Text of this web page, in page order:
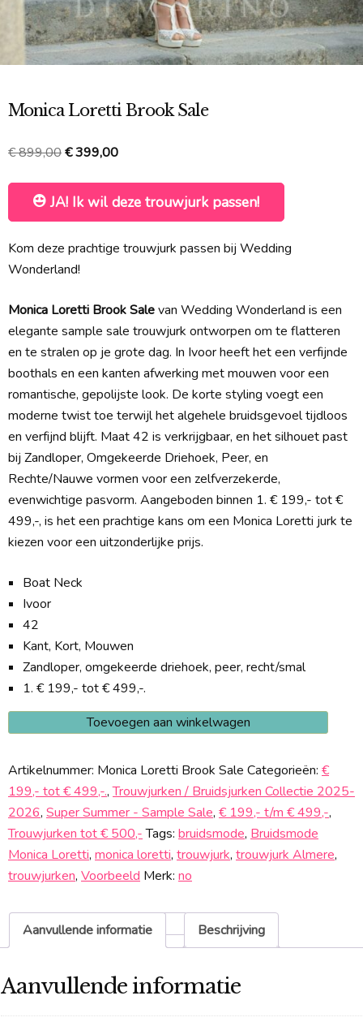
Monica Loretti Brook Sale
€899,00Oorspronkelijke
was:
€399,00Huidige
is:
JA! Ik wil deze trouwjurk passen!
Kom deze prachtige trouwjurk passen bij Wedding
Wonderland!
Monica Loretti Brook Salevan Wedding Wonderland is een
elegante sample sale trouwjurk ontworpen om te flatteren
en te stralen op je grote dag. In Ivoor heeft het een verfijnde
boothals en een kanten afwerking met mouwen voor een
romantische, gepolijste look. De korte styling voegt een
moderne twist toe terwijl het algehele bruidsgevoel tijdloos
en verfijnd blijft. Maat 42 is verkrijgbaar, en het silhouet past
bij Zandloper, Omgekeerde Driehoek, Peer, en
Rechte/Nauwe vormen voor een zelfverzekerde,
evenwichtige pasvorm. Aangeboden binnen 1. € 199,- tot €
499,-, is het een prachtige kans om een Monica Loretti jurk te
kiezen voor een uitzonderlijke prijs.
Boat Neck
Ivoor
42
Kant, Kort, Mouwen
Zandloper, omgekeerde driehoek, peer, recht/smal
1. € 199,- tot € 499,-.
Brook
Sale
aantal
Toevoegen aan winkelwagen
Artikelnummer: Monica Loretti Brook Sale Categorieën: €
199,- tot € 499,-.,Trouwjurken / Bruidsjurken Collectie 2025-
2026, Super Summer - Sample Sale, € 199,- t/m € 499,-,
Trouwjurken tot € 500,-Tags: bruidsmode, Bruidsmode
Monica Loretti, monica loretti, trouwjurk, trouwjurk Almere,
trouwjurken, Voorbeeld Merk: no
Aanvullende informatie Beschrijving
Aanvullende informatie